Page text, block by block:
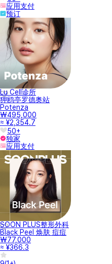
应用支付
预订
Lu Cell诊所
狎鸥亭罗德奥站
Potenza
₩495,000
≈ ¥2,354.7
50+
独家
应用支付
SOON PLUS整形外科
Black Peel 焕肤 痘痘
₩77,000
≈ ¥366.3